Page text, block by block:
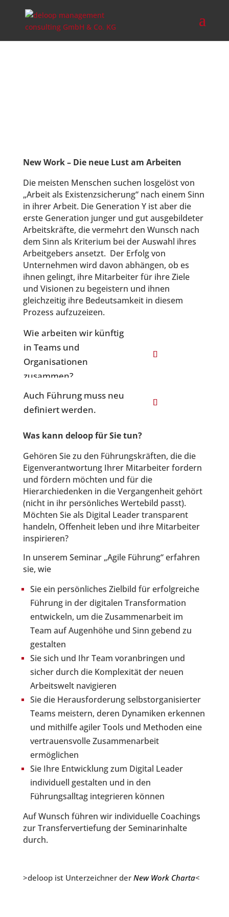
New Work – Die neue Lust am Arbeiten
Die meisten Menschen suchen losgelöst von
„Arbeit als Existenzsicherung“ nach einem Sinn
in ihrer Arbeit. Die Generation Y ist aber die
erste Generation junger und gut ausgebildeter
Arbeitskräfte, die vermehrt den Wunsch nach
dem Sinn als Kriterium bei der Auswahl ihres
Arbeitgebers ansetzt. Der Erfolg von
Unternehmen wird davon abhängen, ob es
ihnen gelingt, ihre Mitarbeiter für ihre Ziele
und Visionen zu begeistern und ihnen
gleichzeitig ihre Bedeutsamkeit in diesem
Prozess aufzuzeigen.
Wie arbeiten wir künftig
in Teams und
Organisationen
zusammen?
Auch Führung muss neu
definiert werden.
Was kann deloop für Sie tun?
Gehören Sie zu den Führungskräften, die die
Eigenverantwortung Ihrer Mitarbeiter fordern
und fördern möchten und für die
Hierarchiedenken in die Vergangenheit gehört
(nicht in ihr persönliches Wertebild passt).
Möchten Sie als Digital Leader transparent
handeln, Offenheit leben und ihre Mitarbeiter
inspirieren?
In unserem Seminar „Agile Führung“ erfahren
sie, wie
Sie ein persönliches Zielbild für erfolgreiche
Führung in der digitalen Transformation
entwickeln, um die Zusammenarbeit im
Team auf Augenhöhe und Sinn gebend zu
gestalten
Sie sich und Ihr Team voranbringen und
sicher durch die Komplexität der neuen
Arbeitswelt navigieren
Sie die Herausforderung selbstorganisierter
Teams meistern, deren Dynamiken erkennen
und mithilfe agiler Tools und Methoden eine
vertrauensvolle Zusammenarbeit
ermöglichen
Sie Ihre Entwicklung zum Digital Leader
individuell gestalten und in den
Führungsalltag integrieren können
Auf Wunsch führen wir individuelle Coachings
zur Transfervertiefung der Seminarinhalte
durch.
>deloop ist Unterzeichner der New Work Charta<